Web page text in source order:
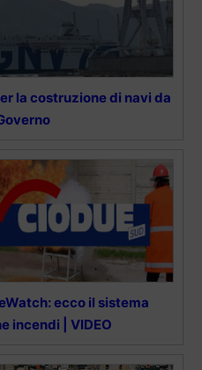
la costruzione di navi da
ecco il sistema
incendi | VIDEO